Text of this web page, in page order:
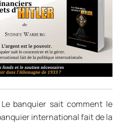
Le banquier sait comment le
international fait de la